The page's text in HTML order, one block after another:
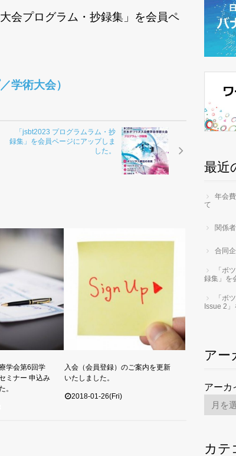
会プログラム・抄録集」 を会員ペ
学術大会）
「jsbt2023 プログラムラム・抄
録集」を会員ページにアップしま
した。
学会第6回学
ミナー 申込み
。
入会（会員登録）のご案内を更新
いたしました。
2018-01-26(Fri)
最近
年会
て
関係
合同
「ボ
録集」を
「ボ
Issue 2
アー
アーカ
カテ